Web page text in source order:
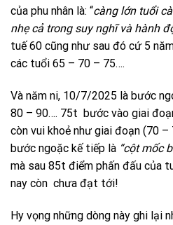
của phu nhân là: “càng lớn tuổi
nhẹ cả trong suy nghĩ và hành
tuế 60 cũng như sau đó cứ 5
các tuổi 65 – 70 – 75….
Và năm ni, 10/7/2025 là bước
80 – 90…. 75t bước vào giai
còn vui khoẻ như giai đoạn (70
bước ngoặc kế tiếp là “cột mốc
mà sau 85t điểm phấn đấu của
nay còn chưa đạt tới!
Hy vọng những dòng này ghi lại